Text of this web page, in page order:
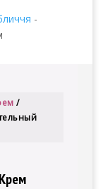
-
/